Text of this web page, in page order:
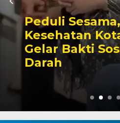
Kunjungan
Parlemen,
Douglas
Diterima
DPRD Wajo